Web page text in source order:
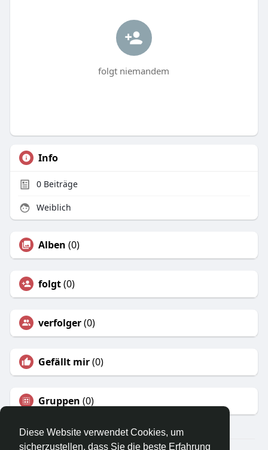
Diese Website verwendet Cookies, um
sicherzustellen, dass Sie die beste Erfahrung
folgt niemandem
Info
0Beiträge
Weiblich
Alben (0)
folgt(0)
verfolger(0)
Gefällt mir(0)
Gruppen (0)